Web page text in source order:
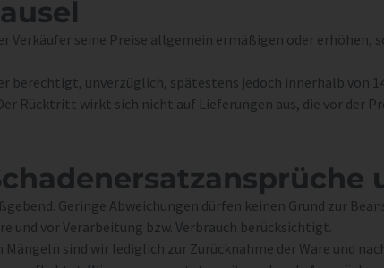
Verkäufer seine Preise allgemein ermäßigen oder
berechtigt, unverzüglich, spätestens jedoch innerhalb von
Rücktritt wirkt sich nicht auf Lieferungen aus, die vor der
Geringe Abweichungen dürfen keinen Grund zur
und vor Verarbeitung bzw. Verbrauch berücksichtigt.
sind wir lediglich zur Zurücknahme der Ware und